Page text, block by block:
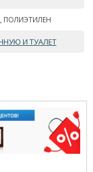
ПОЛИЭТИЛЕН
И ТУАЛЕТ